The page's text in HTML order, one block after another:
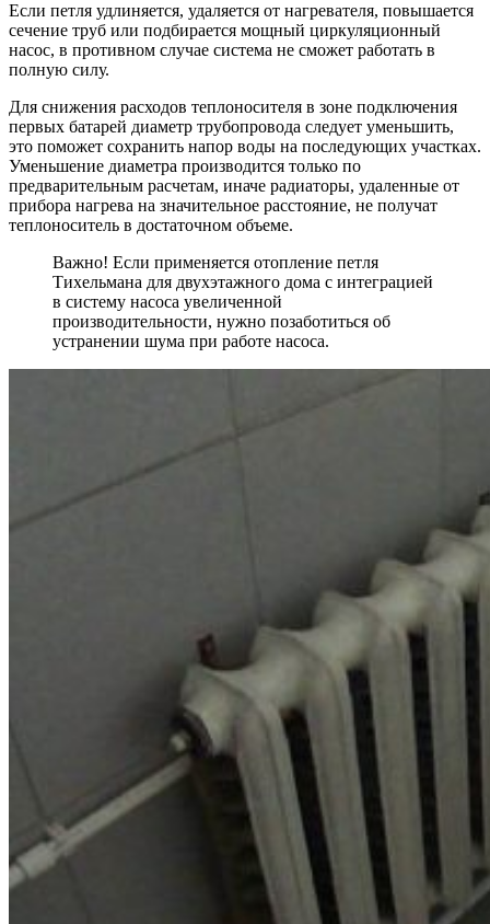
Если петля удлиняется, удаляется от нагревателя, повышается
сечение труб или подбирается мощный циркуляционный
насос, в противном случае система не сможет работать в
полную силу.
Для снижения расходов теплоносителя в зоне подключения
первых батарей диаметр трубопровода следует уменьшить,
это поможет сохранить напор воды на последующих участках.
Уменьшение диаметра производится только по
предварительным расчетам, иначе радиаторы, удаленные от
прибора нагрева на значительное расстояние, не получат
теплоноситель в достаточном объеме.
Важно! Если применяется отопление петля
Тихельмана для двухэтажного дома с интеграцией
в систему насоса увеличенной
производительности, нужно позаботиться об
устранении шума при работе насоса.